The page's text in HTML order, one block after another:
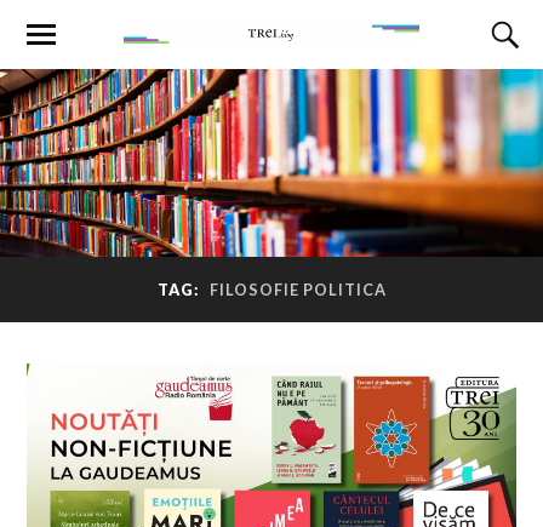
TAG: FILOSOFIE POLITICA